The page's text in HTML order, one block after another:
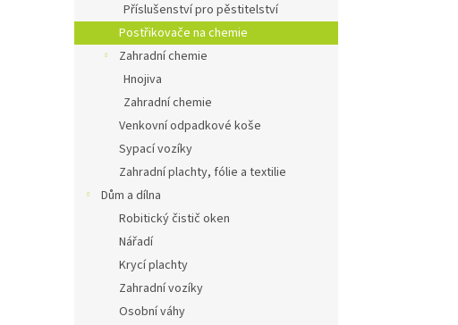
Příslušenství pro pěstitelství
Postřikovače na chemie
Zahradní chemie
Hnojiva
Zahradní chemie
Venkovní odpadkové koše
Sypací vozíky
Zahradní plachty, fólie a textilie
Dům a dílna
Robitický čistič oken
Nářadí
Krycí plachty
Zahradní vozíky
Osobní váhy